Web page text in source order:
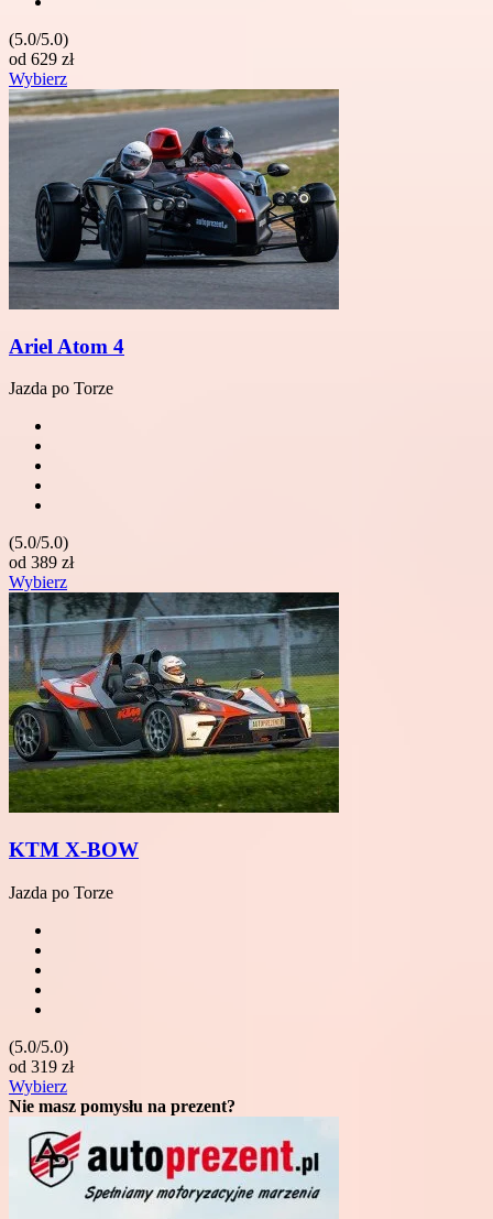
(5.0/5.0)
od 629 zł
Wybierz
Ariel Atom 4
Jazda po Torze
(5.0/5.0)
od 389 zł
Wybierz
KTM X-BOW
Jazda po Torze
(5.0/5.0)
od 319 zł
Wybierz
Nie masz pomysłu na prezent?